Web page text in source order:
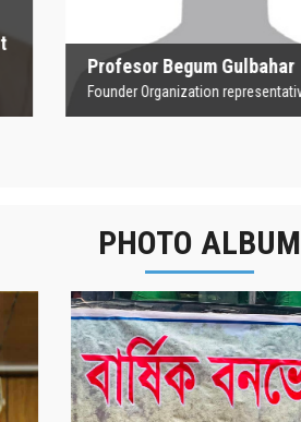
Profesor Begum Gulbahar
Founder Organization representative
PHOTO ALBUM